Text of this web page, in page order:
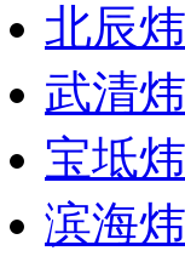
北辰
武清
宝坻
滨海